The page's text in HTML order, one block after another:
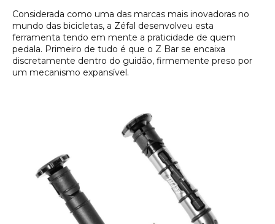
Considerada como uma das marcas mais inovadoras no
mundo das bicicletas, a Zéfal desenvolveu esta
ferramenta tendo em mente a praticidade de quem
pedala. Primeiro de tudo é que o Z Bar se encaixa
discretamente dentro do guidão, firmemente preso por
um mecanismo expansível.